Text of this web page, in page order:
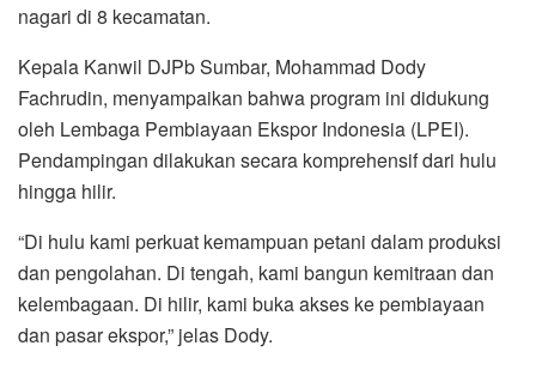
nagari di 8 kecamatan.
Kepala Kanwil DJPb Sumbar, Mohammad Dody
Fachrudin, menyampaikan bahwa program ini didukung
oleh Lembaga Pembiayaan Ekspor Indonesia (LPEI).
Pendampingan dilakukan secara komprehensif dari hulu
hingga hilir.
“Di hulu kami perkuat kemampuan petani dalam produksi
dan pengolahan. Di tengah, kami bangun kemitraan dan
kelembagaan. Di hilir, kami buka akses ke pembiayaan
dan pasar ekspor,” jelas Dody.